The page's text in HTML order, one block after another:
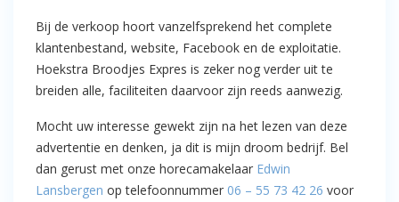
Bij de verkoop hoort vanzelfsprekend het complete
klantenbestand, website, Facebook en de exploitatie.
Hoekstra Broodjes Expres is zeker nog verder uit te
breiden alle, faciliteiten daarvoor zijn reeds aanwezig.
Mocht uw interesse gewekt zijn na het lezen van deze
advertentie en denken, ja dit is mijn droom bedrijf. Bel
dan gerust met onze horecamakelaar Edwin
Lansbergen op telefoonnummer 06 – 55 73 42 26 voor